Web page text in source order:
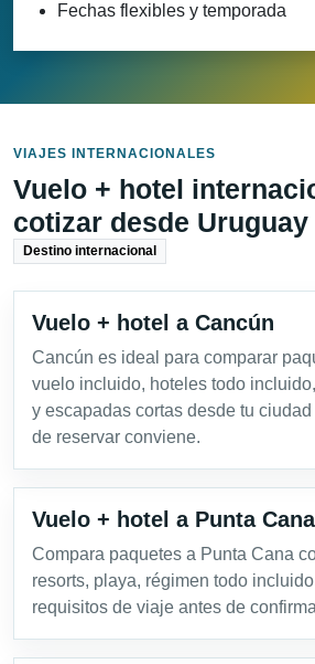
Fechas flexibles y temporada
VIAJES INTERNACIONALES
Vuelo + hotel
cotizar desde Uruguay
Destino internacional
Vuelo + hotel a Cancún
Cancún es ideal para comparar
vuelo incluido, hoteles todo
y escapadas cortas desde tu
de reservar conviene.
Vuelo + hotel a Punta Cana
Compara paquetes a Punta Cana
resorts, playa, régimen todo
requisitos de viaje antes de